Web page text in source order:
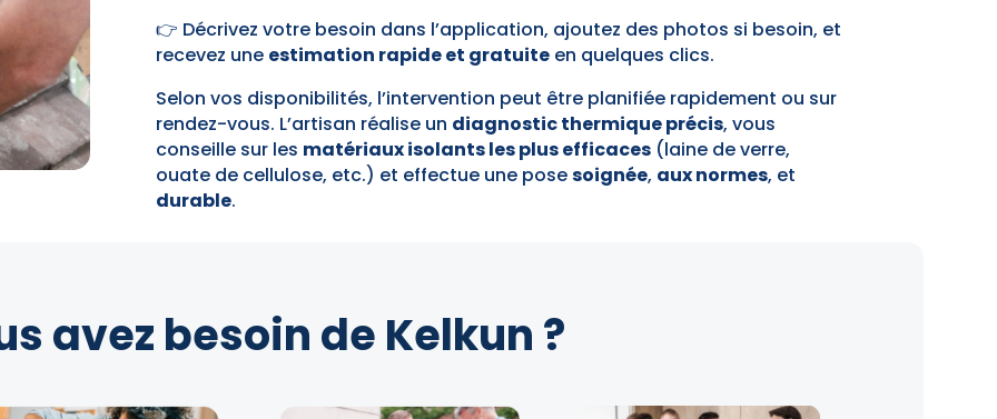
👉 Décrivez votre besoin dans l’application, ajoutez des photos si besoin, et
recevez une estimation rapide et gratuite en quelques clics.
Selon vos disponibilités, l’intervention peut être planifiée rapidement ou sur
rendez-vous. L’artisan réalise un diagnostic thermique précis, vous
conseille sur les matériaux isolants les plus efficaces (laine de verre,
ouate de cellulose, etc.) et effectue une posesoignée, aux normes, et
durable.
avez besoin de Kelkun ?